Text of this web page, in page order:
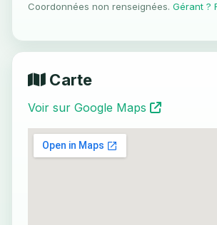
Coordonnées non renseignées. Gérant ?
Carte
Voir sur Google Maps